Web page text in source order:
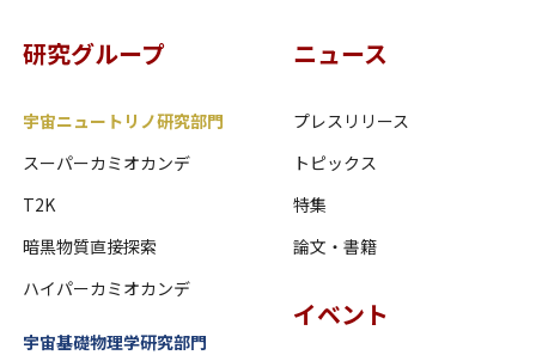
研究グループ
宇宙ニュートリノ研究部門
スーパーカミオカンデ
T2K
暗黒物質直接探索
ハイパーカミオカンデ
宇宙基礎物理学研究部門
ニュース
プレスリリース
トピックス
特集
論文・書籍
イベント